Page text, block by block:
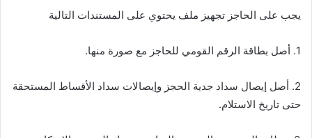
يجب على الحاجز تجهيز ملف يحتوي على المستندات التالية
1. أصل بطاقة الرقم القومي للحاجز مع صورة منها.
2. أصل إيصال سداد جدية الحجز وإيصالات سداد الأقساط المستحقة
حتى تاريخ الاستلام.